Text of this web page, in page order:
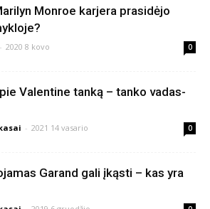
Monroe karjera prasidėjo
- 2020 8 kovo 0
Valentine tanką – tanko vadas-
- 2021 14 vasario 0
Garand gali įkąsti – kas yra